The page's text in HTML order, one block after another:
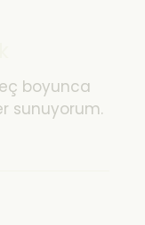
boyunca
sunuyorum.